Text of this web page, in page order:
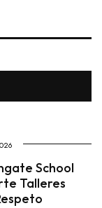
School
Talleres